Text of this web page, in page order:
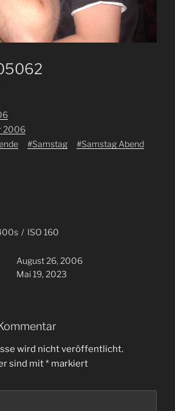
2006
#Samstag
#Samstag Abend
/ ISO 160
August 26, 2006
Mai 19, 2023
wird nicht veröffentlicht.
sind mit* markiert